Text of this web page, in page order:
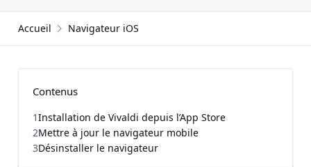
Accueil Navigateur iOS
Contenus
1Installation de Vivaldi depuis l’App Store
2Mettre à jour le navigateur mobile
3Désinstaller le navigateur